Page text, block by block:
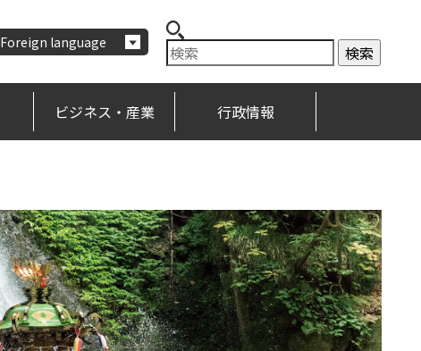
Foreign language
ビジネス・産業 行政情報